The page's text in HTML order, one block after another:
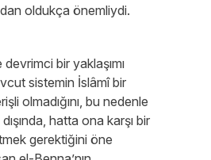
oldukça önemliydi.
bir yaklaşımı
sistemin İslâmî bir
olmadığını, bu nedenle
hatta ona karşı bir
gerektiğini öne